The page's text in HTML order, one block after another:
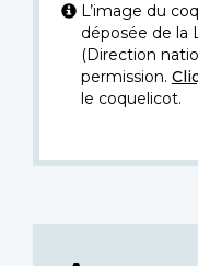
L’image du
déposée de la
(Direction
permission.
le coquelicot.